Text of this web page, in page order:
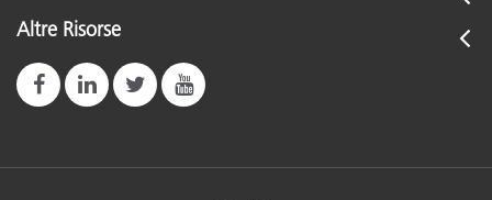
Altre Risorse